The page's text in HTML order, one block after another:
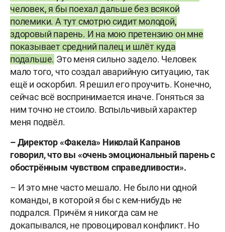
человек, я бы поехал дальше без всякой
полемики. А тут смотрю сидит молодой,
здоровый парень. И на мою претензию он мне
показывает средний палец и шлёт куда
подальше. Это меня сильно задело. Человек
мало того, что создал аварийную ситуацию, так
ещё и оскорбил. Я решил его проучить. Конечно,
сейчас всё воспринимается иначе. Гоняться за
ним точно не стоило. Вспыльчивый характер
меня подвёл.
– Директор «Факела» Николай Капранов
говорил, что вы «очень эмоциональный парень с
обострённым чувством справедливости».
– И это мне часто мешало. Не было ни одной
команды, в которой я бы с кем-нибудь не
подрался. Причём я никогда сам не
докапывался, не провоцировал конфликт. Но